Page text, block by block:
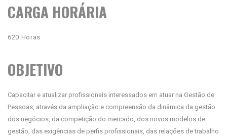
CARGA HORÁRIA
620 Horas
OBJETIVO
Capacitar e atualizar profissionais interessados em atuar na Gestão de
Pessoas, através da ampliação e compreensão da dinâmica da gestão
dos negócios, da competição do mercado, dos novos modelos de
gestão, das exigências de perfis profissionais, das relações de trabalho